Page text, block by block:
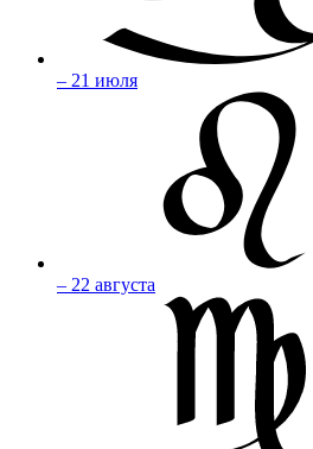
– 21 июля
– 22 августа